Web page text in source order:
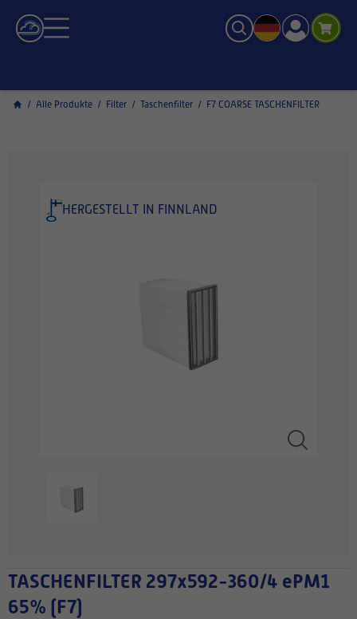
/ Alle Produkte / Filter / Taschenfilter / F7 COARSE TASCHENFILTER
HERGESTELLT IN FINNLAND
TASCHENFILTER 297x592-360/4 ePM1
65% (F7)